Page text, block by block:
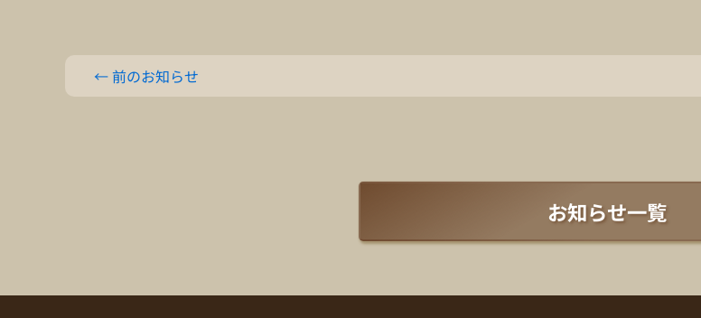
←前のお知らせ
お知らせ一覧